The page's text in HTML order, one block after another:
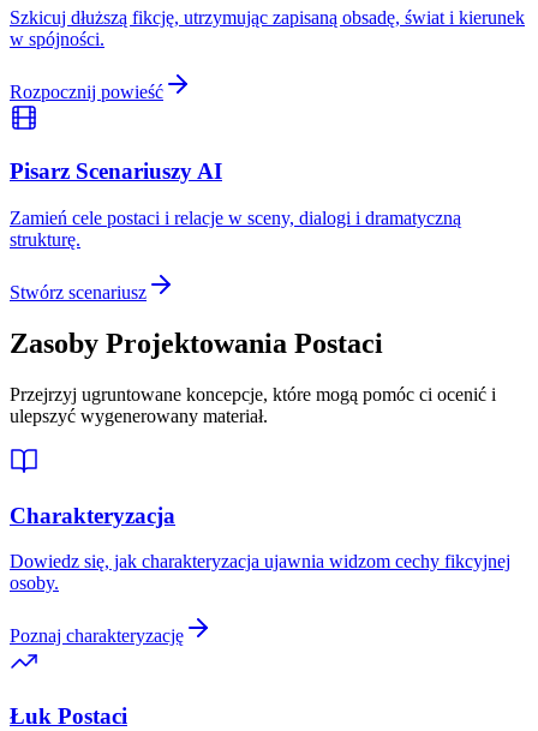
Szkicuj dłuższą fikcję, utrzymując zapisaną obsadę, świat i kierunek
w spójności.
Rozpocznij powieść
Pisarz Scenariuszy AI
Zamień cele postaci i relacje w sceny, dialogi i dramatyczną
strukturę.
Stwórz scenariusz
Zasoby Projektowania Postaci
Przejrzyj ugruntowane koncepcje, które mogą pomóc ci ocenić i
ulepszyć wygenerowany materiał.
Charakteryzacja
Dowiedz się, jak charakteryzacja ujawnia widzom cechy fikcyjnej
osoby.
Poznaj charakteryzację
Łuk Postaci